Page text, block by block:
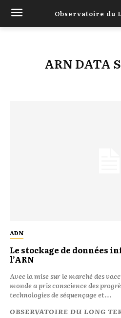
Observatoire du
ARN DATA
ADN
Le stockage de données
l’ARN
Avec la mise sur le marché des
monde a pris conscience des
technologies de séquençage et...
OBSERVATOIRE DU LONG